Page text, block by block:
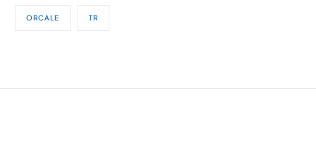
ORCALE TR